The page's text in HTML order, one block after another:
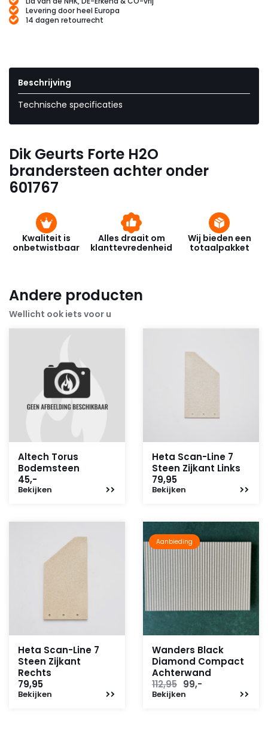
Levering door heel Europa
14 dagen retourrecht
Beschrijving
Technische specificaties
Dik Geurts Forte H2O
brandersteen achter onder
601767
Kwaliteit is
onbetwistbaar
Alles draait om
klanttevredenheid
Wij bieden een
totaalpakket
Andere producten
Wellicht ook iets voor u
Altech Torus
Bodemsteen
45,-
Bekijken
Heta Scan-Line 7
Steen Zijkant Links
79,95
Bekijken
Heta Scan-Line 7
Steen Zijkant
Rechts
79,95
Bekijken
Aanbieding
Wanders Black
Diamond Compact
Achterwand
112,95 Oorspronkelijke
prijs
99,-
Bekijken